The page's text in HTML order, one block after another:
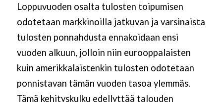
Loppuvuoden osalta tulosten toipumisen
odotetaan markkinoilla jatkuvan ja varsinaista
tulosten ponnahdusta ennakoidaan ensi
vuoden alkuun, jolloin niin eurooppalaisten
kuin amerikkalaistenkin tulosten odotetaan
ponnistavan tämän vuoden tasoa ylemmäs.
Tämä kehityskulku edellyttää talouden